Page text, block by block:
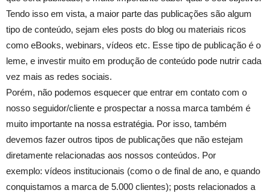
Tendo isso em vista, a maior parte das publicações são algum
tipo de conteúdo, sejam eles posts do blog ou materiais ricos
como eBooks, webinars, vídeos etc. Esse tipo de publicação é o
leme, e investir muito em produção de conteúdo pode nutrir cada
vez mais as redes sociais.
Porém, não podemos esquecer que entrar em contato com o
nosso seguidor/cliente e prospectar a nossa marca também é
muito importante na nossa estratégia. Por isso, também
devemos fazer outros tipos de publicações que não estejam
diretamente relacionadas aos nossos conteúdos. Por
exemplo: vídeos institucionais (como o de final de ano, e quando
conquistamos a marca de 5.000 clientes); posts relacionados a